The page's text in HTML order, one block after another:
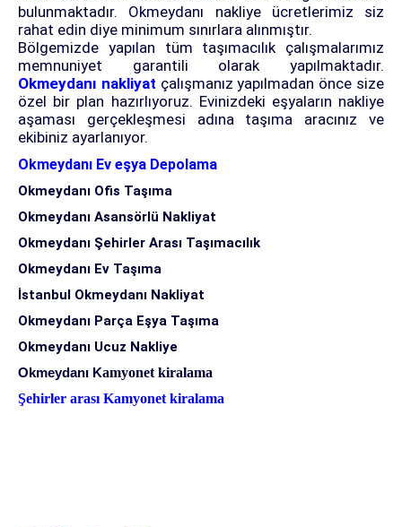
bulunmaktadır. Okmeydanı nakliye ücretlerimiz siz
rahat edin diye minimum sınırlara alınmıştır.
Bölgemizde yapılan tüm taşımacılık çalışmalarımız
memnuniyet garantili olarak yapılmaktadır.
Okmeydanı nakliyat çalışmanız yapılmadan önce size
özel bir plan hazırlıyoruz. Evinizdeki eşyaların nakliye
aşaması gerçekleşmesi adına taşıma aracınız ve
ekibiniz ayarlanıyor.
Okmeydanı Ev eşya Depolama
Okmeydanı Ofis Taşıma
Okmeydanı Asansörlü Nakliyat
Okmeydanı Şehirler Arası Taşımacılık
Okmeydanı Ev Taşıma
İstanbul Okmeydanı Nakliyat
Okmeydanı Parça Eşya Taşıma
Okmeydanı Ucuz Nakliye
Okmeydanı Kamyonet kiralama
Şehirler arası Kamyonet kiralama